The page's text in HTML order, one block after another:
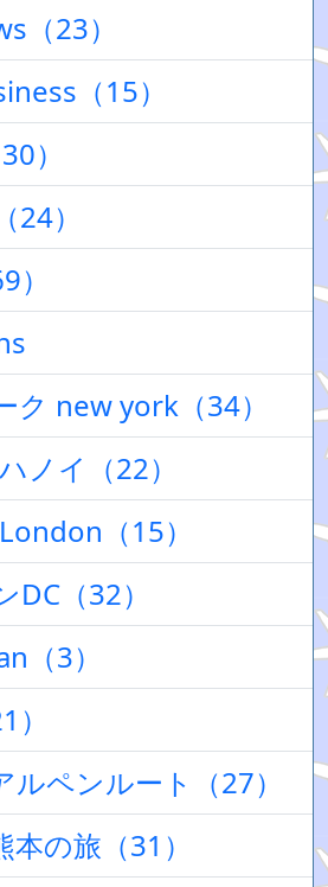
（23）
（15）
）
）
ク new york（34）
ノイ（22）
（15）
（32）
（3）
ルペンルート（27）
の旅（31）